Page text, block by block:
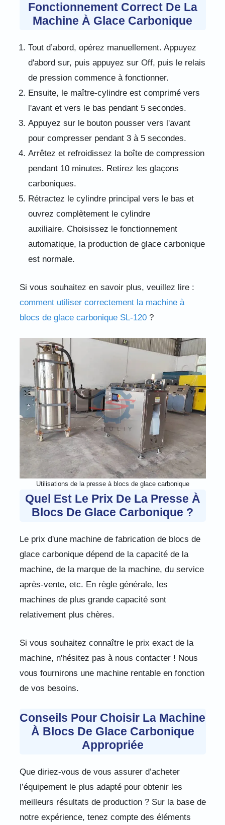
Fonctionnement Correct De La
Machine À Glace Carbonique
Tout d’abord, opérez manuellement. Appuyez
d'abord sur, puis appuyez sur Off, puis le relais
de pression commence à fonctionner.
Ensuite, le maître-cylindre est comprimé vers
l'avant et vers le bas pendant 5 secondes.
Appuyez sur le bouton pousser vers l'avant
pour compresser pendant 3 à 5 secondes.
Arrêtez et refroidissez la boîte de compression
pendant 10 minutes. Retirez les glaçons
carboniques.
Rétractez le cylindre principal vers le bas et
ouvrez complètement le cylindre
auxiliaire. Choisissez le fonctionnement
automatique, la production de glace carbonique
est normale.
Si vous souhaitez en savoir plus, veuillez lire :
comment utiliser correctement la machine à
blocs de glace carbonique SL-120?
Utilisations de la presse à blocs de glace carbonique
Quel Est Le Prix De La Presse À
Blocs De Glace Carbonique ?
Le prix d'une machine de fabrication de blocs de
glace carbonique dépend de la capacité de la
machine, de la marque de la machine, du service
après-vente, etc. En règle générale, les
machines de plus grande capacité sont
relativement plus chères.
Si vous souhaitez connaître le prix exact de la
machine, n'hésitez pas à nous contacter ! Nous
vous fournirons une machine rentable en fonction
de vos besoins.
Conseils Pour Choisir La Machine
À Blocs De Glace Carbonique
Appropriée
Que diriez-vous de vous assurer d’acheter
l’équipement le plus adapté pour obtenir les
meilleurs résultats de production ? Sur la base de
notre expérience, tenez compte des éléments